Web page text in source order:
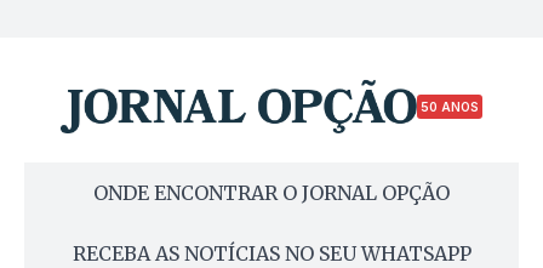
50 ANOS
ONDE ENCONTRAR O JORNAL OPÇÃO
RECEBA AS NOTÍCIAS NO SEU WHATSAPP